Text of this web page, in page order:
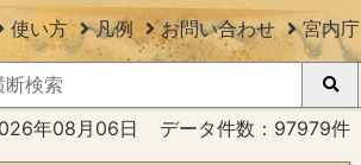
使い方 凡例 お問い合わせ 宮内庁
年08月06日 データ件数：97979件